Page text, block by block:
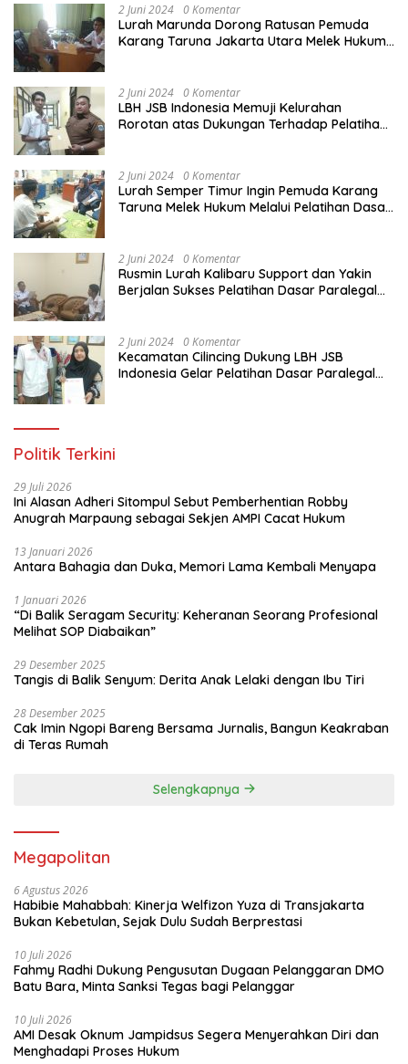
2 Juni 2024 0 Komentar
Lurah Marunda Dorong Ratusan Pemuda
Karang Taruna Jakarta Utara Melek Hukum
2 Juni 2024 0 Komentar
LBH JSB Indonesia Memuji Kelurahan
Rorotan atas Dukungan Terhadap Pelatihan
2 Juni 2024 0 Komentar
Lurah Semper Timur Ingin Pemuda Karang
Taruna Melek Hukum Melalui Pelatihan Dasar
2 Juni 2024 0 Komentar
Rusmin Lurah Kalibaru Support dan Yakin
Berjalan Sukses Pelatihan Dasar Paralegal
2 Juni 2024 0 Komentar
Kecamatan Cilincing Dukung LBH JSB
Indonesia Gelar Pelatihan Dasar Paralegal
Politik Terkini
29 Juli 2026
Ini Alasan Adheri Sitompul Sebut Pemberhentian Robby
Anugrah Marpaung sebagai Sekjen AMPI Cacat Hukum
13 Januari 2026
Antara Bahagia dan Duka, Memori Lama Kembali Menyapa
1 Januari 2026
“Di Balik Seragam Security: Keheranan Seorang Profesional
Melihat SOP Diabaikan”
29 Desember 2025
Tangis di Balik Senyum: Derita Anak Lelaki dengan Ibu Tiri
28 Desember 2025
Cak Imin Ngopi Bareng Bersama Jurnalis, Bangun Keakraban
di Teras Rumah
Selengkapnya
Megapolitan
6 Agustus 2026
Habibie Mahabbah: Kinerja Welfizon Yuza di Transjakarta
Bukan Kebetulan, Sejak Dulu Sudah Berprestasi
10 Juli 2026
Fahmy Radhi Dukung Pengusutan Dugaan Pelanggaran DMO
Batu Bara, Minta Sanksi Tegas bagi Pelanggar
10 Juli 2026
AMI Desak Oknum Jampidsus Segera Menyerahkan Diri dan
Menghadapi Proses Hukum